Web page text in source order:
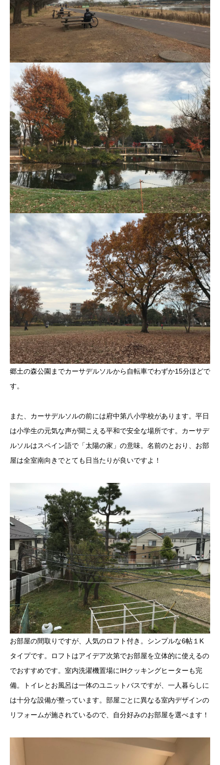
郷土の森公園までカーサデルソルから自転車でわずか15分ほどで
す。
また、カーサデルソルの前には府中第八小学校があります。平日
は小学生の元気な声が聞こえる平和で安全な場所です。カーサデ
ルソルはスペイン語で「太陽の家」の意味。名前のとおり、お部
屋は全室南向きでとても日当たりが良いですよ！
お部屋の間取りですが、人気のロフト付き。シンプルな6帖１K
タイプです。ロフトはアイデア次第でお部屋を立体的に使えるの
でおすすめです。室内洗濯機置場にIHクッキングヒーターも完
備。トイレとお風呂は一体のユニットバスですが、一人暮らしに
は十分な設備が整っています。部屋ごとに異なる室内デザインの
リフォームが施されているので、自分好みのお部屋を選べます！